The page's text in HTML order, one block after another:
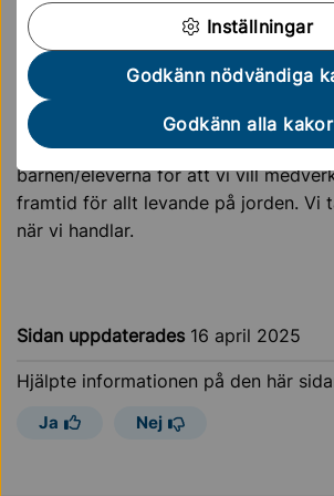
Inställningar
Godkänn nödvändiga
Godkänn alla kakor
Hållbarhet i skolan handlar också
natur och miljö. Vi vill också att
god arbetsmiljö för både elever och
Vi har ett genomtänkt miljöarbete
barnen/eleverna för att vi vill
framtid för allt levande på jorden. Vi
när vi handlar.
Sidan uppdaterades 16 april 2025
Hjälpte informationen på den här
Ja Nej